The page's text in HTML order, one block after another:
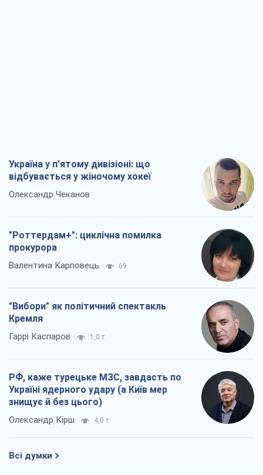
Україна у п’ятому дивізіоні: що
відбувається у жіночому хокеї
Олександр Чеканов
"Роттердам+": циклічна помилка
прокурора
Валентина Карповець 69
"Вибори" як політичний спектакль
Кремля
Гаррі Каспаров 1,0 т.
РФ, каже турецьке МЗС, завдасть по
Україні ядерного удару (а Київ мер
знищує й без цього)
Олександр Кірш 4,0 т.
Всі думки